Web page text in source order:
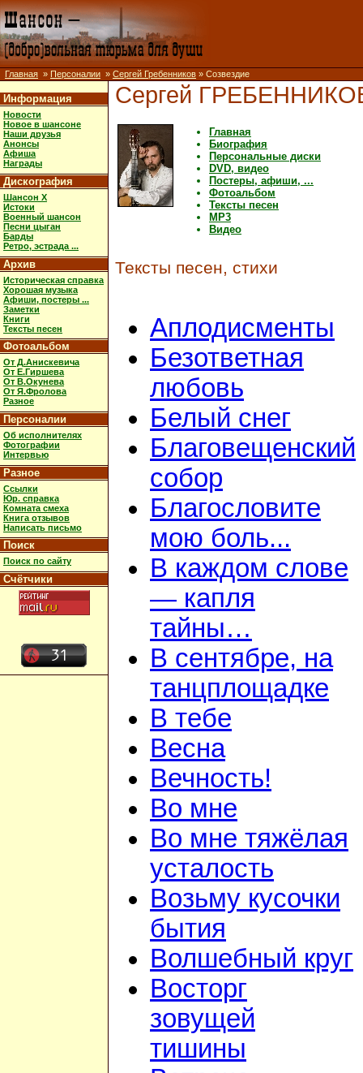
Главная » Персоналии » Сергей Гребенников » Созвездие
Информация
Новости
Новое в шансоне
Наши друзья
Анонсы
Афиша
Награды
Дискография
Шансон X
Истоки
Военный шансон
Песни цыган
Барды
Ретро, эстрада ...
Архив
Историческая справка
Хорошая музыка
Афиши, постеры ...
Заметки
Книги
Тексты песен
Фотоальбом
От Д.Анискевича
От Е.Гиршева
От В.Окунева
От Я.Фролова
Разное
Персоналии
Об исполнителях
Фотографии
Интервью
Разное
Ссылки
Юр. справка
Комната смеха
Книга отзывов
Написать письмо
Поиск
Поиск по сайту
Счётчики
Сергей
Главная
Биография
Персональные диски
DVD, видео
Постеры, афиши, ...
Фотоальбом
Тексты песен
MP3
Видео
Тексты песен, стихи
Аплодисменты
Безответная
любовь
Белый снег
Благовещенский
собор
Благословите
мою боль...
В каждом слове
— капля
тайны…
В сентябре, на
танцплощадке
В тебе
Весна
Вечность!
Во мне
Во мне тяжёлая
усталость
Возьму кусочки
бытия
Волшебный круг
Восторг
зовущей
тишины